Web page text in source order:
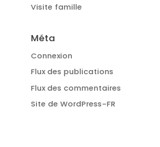
Visite famille
Méta
Connexion
Flux des publications
Flux des commentaires
Site de WordPress-FR